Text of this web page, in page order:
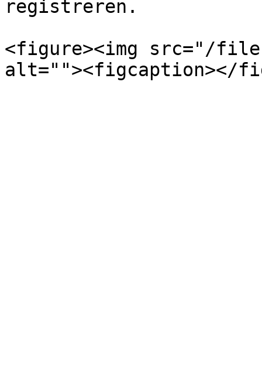
registreren.
<figure><img src="/files/